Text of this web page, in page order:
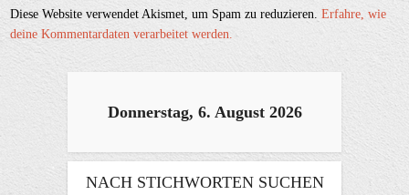
Diese Website verwendet Akismet, um Spam zu reduzieren.Erfahre, wie
deine Kommentardaten verarbeitet werden.
Donnerstag, 6. August 2026
NACH STICHWORTEN SUCHEN